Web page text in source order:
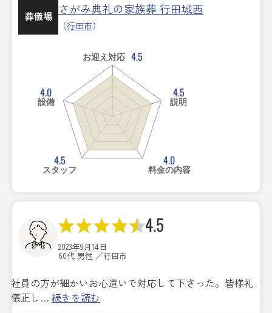
葬儀場 さがみ典礼の家族葬 行田城西
（行田市）
お迎え対応 4.5
4.5
説明
4.0
料金の内容
4.5
スタッフ
4.0
設備
4.5
2023年9月14日
60代 男性 ／行田市
社員の方が細かいお心遣いで対応して下さった。皆様礼
儀正し… 続きを読む